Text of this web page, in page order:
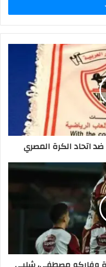
ضد اتحاد الكرة المصري